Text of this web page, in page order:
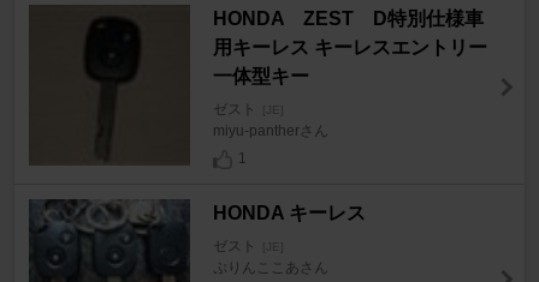
HONDA ZEST D特別仕様車
用キーレス キーレスエントリー
一体型キー
ゼスト [JE]
miyu-pantherさん
1
HONDA キーレス
ゼスト [JE]
ぷりんここあさん